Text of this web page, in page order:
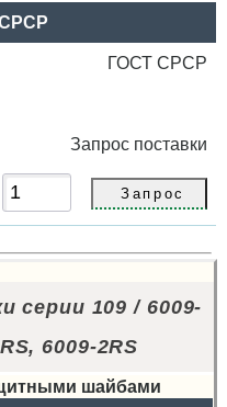
СРСР
ГОСТ СРСР
Запрос поставки
серии 109 / 6009-
6009-2RS
шайбами